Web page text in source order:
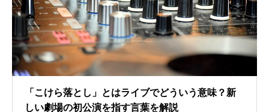
「こけら落とし」とはライブでどういう意味？新
しい劇場の初公演を指す言葉を解説